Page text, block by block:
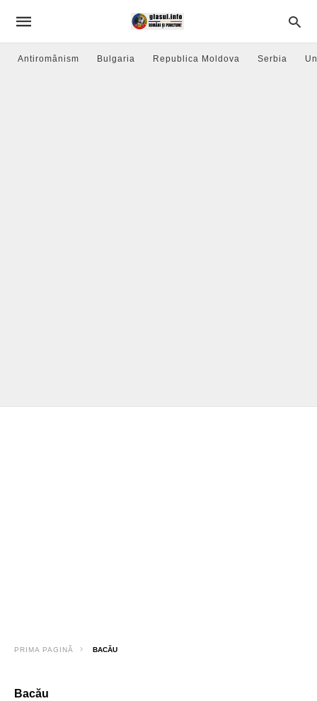
Antiromânism Bulgaria Republica Moldova Serbia
PRIMA PAGINĂ BACĂU
Bacău